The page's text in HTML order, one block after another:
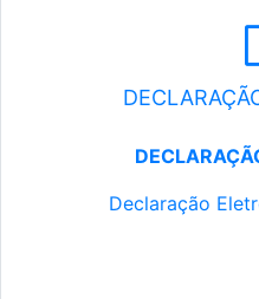
Declaração